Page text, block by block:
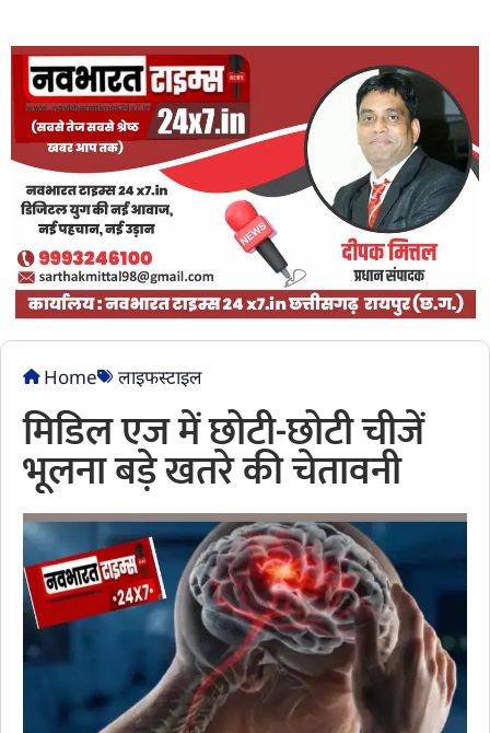
Home लाइफस्टाइल
मिडिल एज में छोटी-छोटी चीजें
भूलना बड़े खतरे की चेतावनी